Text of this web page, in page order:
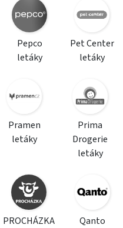
Pepco
letáky
Pet Center
letáky
Pramen
letáky
Prima
Drogerie
letáky
PROCHÁZKA
Qanto